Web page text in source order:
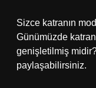
Sizce katranın
Günümüzde
genişletilmiş midir?
paylaşabilirsiniz.